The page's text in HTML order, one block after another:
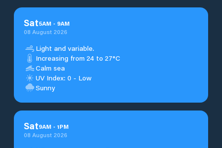
Sat5AM - 9AM
08 August 2026
Light and variable.
Increasing from 24 to 27°C
Calm sea
UV Index: 0 - Low
Sunny
Sat9AM - 1PM
08 August 2026